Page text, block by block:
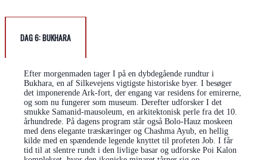
DAG 6: BUKHARA
Efter morgenmaden tager I på en dybdegående rundtur i
Bukhara, en af Silkevejens vigtigste historiske byer. I besøger
det imponerende Ark-fort, der engang var residens for emirerne,
og som nu fungerer som museum. Derefter udforsker I det
smukke Samanid-mausoleum, en arkitektonisk perle fra det 10.
århundrede. På dagens program står også Bolo-Hauz moskeen
med dens elegante træskæringer og Chashma Ayub, en hellig
kilde med en spændende legende knyttet til profeten Job. I får
tid til at slentre rundt i den livlige basar og udforske Poi Kalon